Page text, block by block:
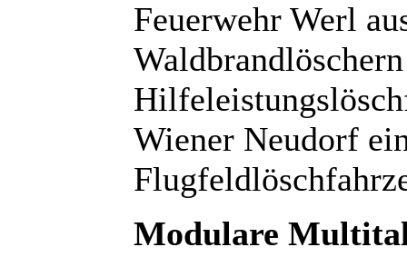
Feuerwehr Werl
Wiener Neudorf
Modulare